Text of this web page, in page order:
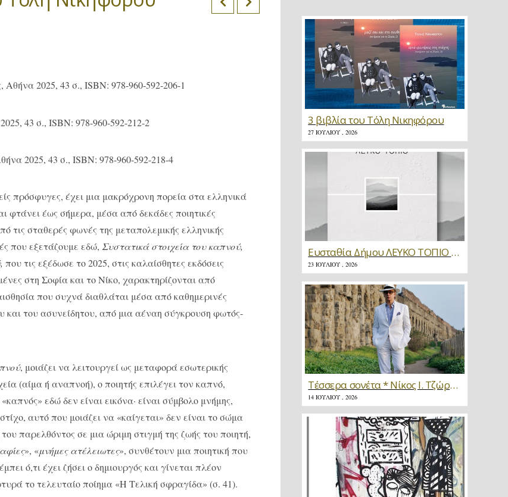
2025, 43 σ., ISBN: 978-960-592-206-1
43 σ., ISBN: 978-960-592-212-2
2025, 43 σ., ISBN: 978-960-592-218-4
πρόσφυγες, έχει μια μακρόχρονη πορεία στα ελληνικά
φτάνει έως σήμερα, μέσα από δεκάδες ποιητικές
τις σταθερές φωνές της μεταπολεμικής ελληνικής
που εξετάζουμε εδώ,Συστατικά στοιχεία του καπνού,
που τις εξέδωσε το 2025, στις καλαίσθητες εκδόσεις
στη Σοφία και το Νίκο, χαρακτηρίζονται από
που συχνά διαθλάται μέσα από καθημερινές
του ασυνείδητου, από μια αέναη σύγκρουση φωτός-
, μοιάζει να λειτουργεί ως μεταφορά εσωτερικής
(αίμα ή αναπνοή), ο ποιητής επιλέγει τον καπνό,
εδώ δεν είναι εικόνα· είναι σύμβολο μνήμης,
αυτό που μοιάζει να «καίγεται» δεν είναι το σώμα
παρελθόντος σε μια ώριμη στιγμή της ζωής του ποιητή,
», «μνήμες ατέλειωτες», συνθέτουν μια ποιητική που
ό,τι έχει ζήσει ο δημιουργός και γίνεται πλέον
το τελευταίο ποίημα «Η Τελική σφραγίδα» (σ. 41).
3 βιβλία του Τόλη Νικηφόρου
27 ΙΟΥΛΊΟΥ , 2026
Ευσταθία Δήμου ΛΕΥΚΟ ΤΟΠΙΟ * Κριτική
23 ΙΟΥΛΊΟΥ , 2026
Τέσσερα σονέτα * Νίκος Ι. Τζώρτζης
14 ΙΟΥΛΊΟΥ , 2026